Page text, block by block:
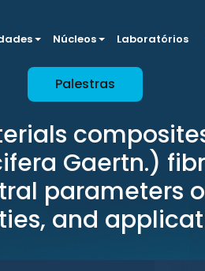
Núcleos Laboratórios
Palestras
Gaertn.)
parameters
and